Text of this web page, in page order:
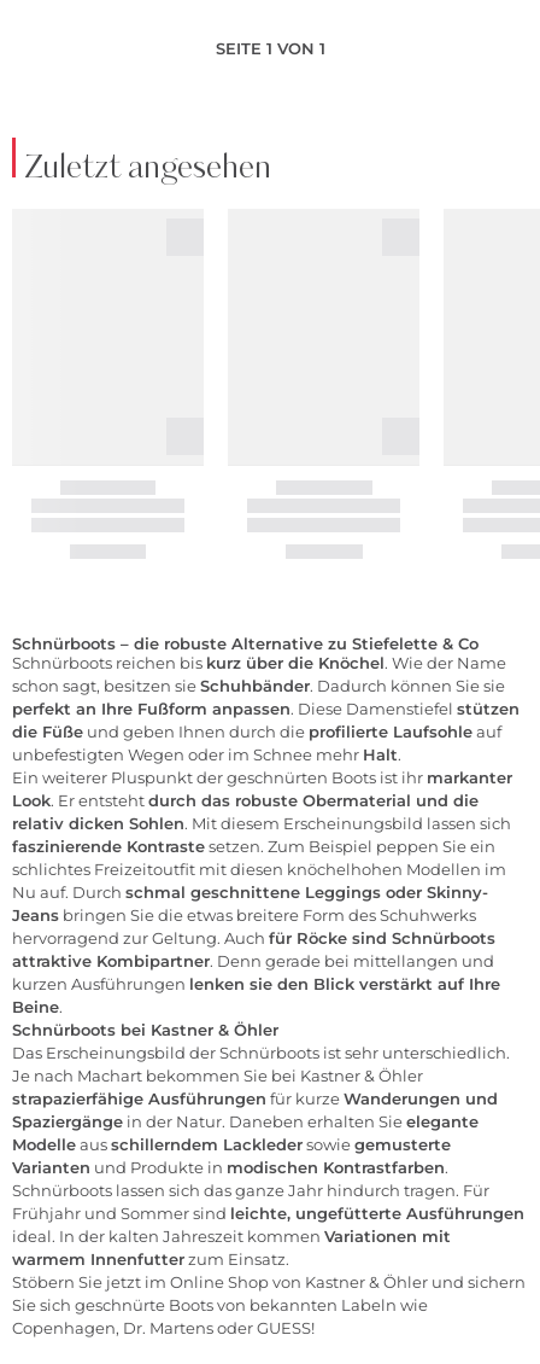
SEITE 1 VON 1
Zuletzt angesehen
Schnürboots – die robuste Alternative zu Stiefelette & Co
Schnürboots reichen bis kurz über die Knöchel. Wie der Name
schon sagt, besitzen sieSchuhbänder. Dadurch können Sie sie
perfekt an Ihre Fußform anpassen. Diese Damenstiefel stützen
die Füße und geben Ihnen durch die profilierte Laufsohleauf
unbefestigten Wegen oder im Schnee mehr Halt.
Ein weiterer Pluspunkt der geschnürten Boots ist ihr markanter
Look. Er entstehtdurch das robuste Obermaterial und die
relativ dicken Sohlen. Mit diesem Erscheinungsbild lassen sich
faszinierende Kontrastesetzen. Zum Beispiel peppen Sie ein
schlichtes Freizeitoutfit mit diesen knöchelhohen Modellen im
Nu auf. Durch schmal geschnittene Leggings oder Skinny-
Jeans bringen Sie die etwas breitere Form des Schuhwerks
hervorragend zur Geltung. Auch für Röcke sind Schnürboots
attraktive Kombipartner. Denn gerade bei mittellangen und
kurzen Ausführungen lenken sie den Blick verstärkt auf Ihre
Beine.
Schnürboots bei Kastner & Öhler
Das Erscheinungsbild der Schnürboots ist sehr unterschiedlich.
Je nach Machart bekommen Sie bei Kastner & Öhler
strapazierfähige Ausführungen für kurzeWanderungen und
Spaziergänge in der Natur. Daneben erhalten Sieelegante
Modelleausschillerndem Lackledersowiegemusterte
Varianten und Produkte in modischen Kontrastfarben.
Schnürboots lassen sich das ganze Jahr hindurch tragen. Für
Frühjahr und Sommer sind leichte, ungefütterte Ausführungen
ideal. In der kalten Jahreszeit kommen Variationen mit
warmem Innenfutterzum Einsatz.
Stöbern Sie jetzt im Online Shop von Kastner & Öhler und sichern
Sie sich geschnürte Boots von bekannten Labeln wie
Copenhagen, Dr. MartensoderGUESS!